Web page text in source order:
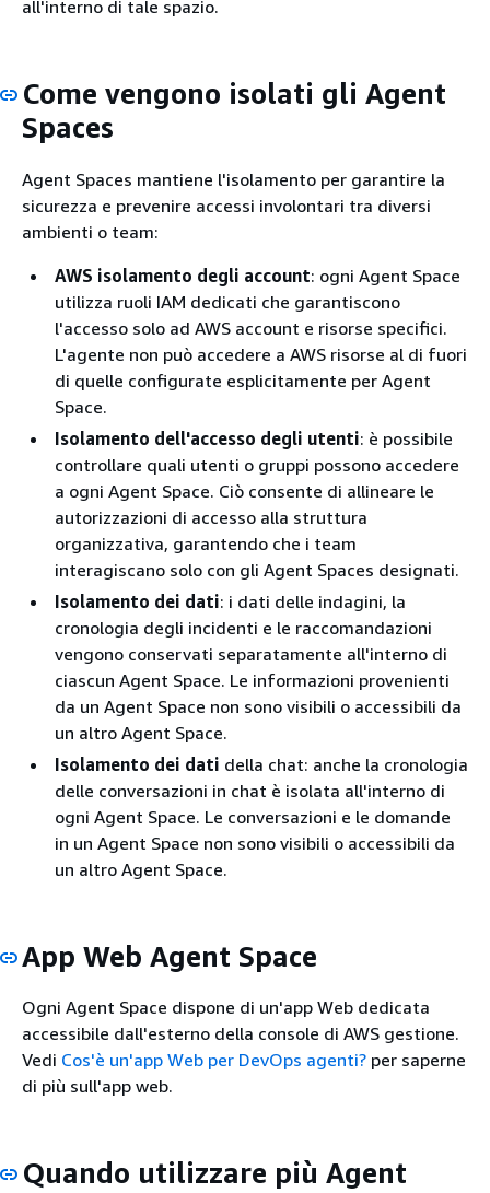
all'interno di tale spazio.
Come vengono isolati gli Agent
Spaces
Agent Spaces mantiene l'isolamento per garantire la
sicurezza e prevenire accessi involontari tra diversi
ambienti o team:
AWS isolamento degli account: ogni Agent Space
utilizza ruoli IAM dedicati che garantiscono
l'accesso solo ad AWS account e risorse specifici.
L'agente non può accedere a AWS risorse al di fuori
di quelle configurate esplicitamente per Agent
Space.
Isolamento dell'accesso degli utenti: è possibile
controllare quali utenti o gruppi possono accedere
a ogni Agent Space. Ciò consente di allineare le
autorizzazioni di accesso alla struttura
organizzativa, garantendo che i team
interagiscano solo con gli Agent Spaces designati.
Isolamento dei dati: i dati delle indagini, la
cronologia degli incidenti e le raccomandazioni
vengono conservati separatamente all'interno di
ciascun Agent Space. Le informazioni provenienti
da un Agent Space non sono visibili o accessibili da
un altro Agent Space.
Isolamento dei dati della chat: anche la cronologia
delle conversazioni in chat è isolata all'interno di
ogni Agent Space. Le conversazioni e le domande
in un Agent Space non sono visibili o accessibili da
un altro Agent Space.
App Web Agent Space
Ogni Agent Space dispone di un'app Web dedicata
accessibile dall'esterno della console di AWS gestione.
Vedi Cos'è un'app Web per DevOps agenti? per saperne
di più sull'app web.
Quando utilizzare più Agent